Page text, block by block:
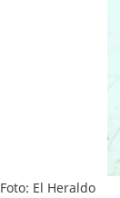
Foto: El Heraldo